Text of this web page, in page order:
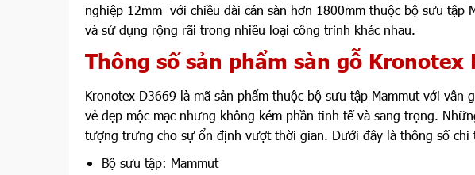
nghiệp 12mm với chiều dài cán sàn hơn 1800mm thuộc bộ sưu tập
và sử dụng rộng rãi trong nhiều loại công trình khác nhau.
Thông số sản phẩm sàn gỗ Kronotex
Kronotex D3669 là mã sản phẩm thuộc bộ sưu tập Mammut với
vẻ đẹp mộc mạc nhưng không kém phần tinh tế và sang trọng.
tượng trưng cho sự ổn định vượt thời gian. Dưới đây là thông số chi
Bộ sưu tập: Mammut